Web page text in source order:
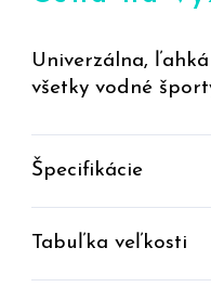
Univerzálna,
všetky vodné
Špecifikácie
Tabuľka veľkosti